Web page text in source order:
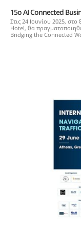
15o AI Connected
Στις 24 Ιουνίου 2025,
Hotel, θα
Bridging the Connected